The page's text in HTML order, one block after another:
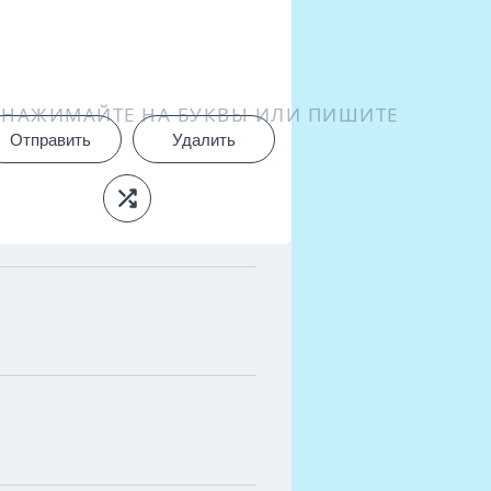
НАЖИМАЙТЕ НА БУКВЫ ИЛИ ПИШИТЕ
Отправить Удалить